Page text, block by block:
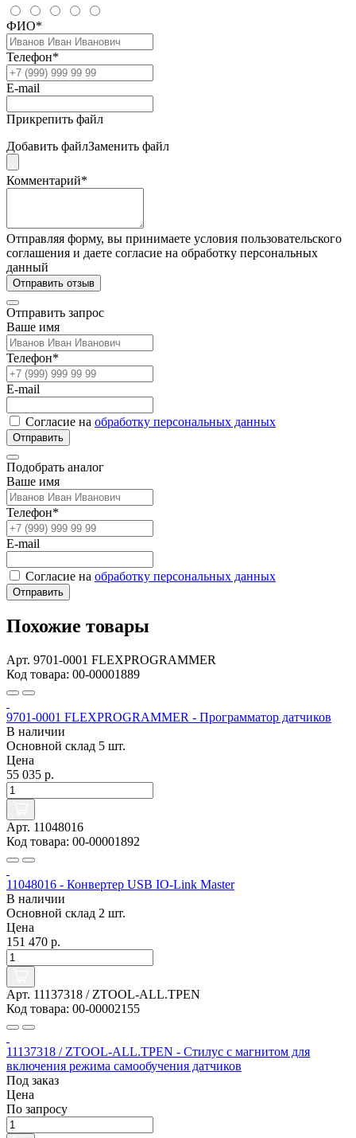
ФИО*
Телефон*
E-mail
Прикрепить файл
Добавить файлЗаменить файл
Комментарий*
Отправляя форму, вы принимаете условия пользовательского
соглашения и даете согласие на обработку персональных
данный
Отправить отзыв
Отправить запрос
Ваше имя
Телефон*
E-mail
Согласие на обработку персональных данных
Отправить
Подобрать аналог
Ваше имя
Телефон*
E-mail
Согласие на обработку персональных данных
Отправить
Похожие товары
Арт. 9701-0001 FLEXPROGRAMMER
Код товара: 00-00001889
9701-0001 FLEXPROGRAMMER - Программатор датчиков
В наличии
Основной склад 5 шт.
Цена
55 035 р.
Арт. 11048016
Код товара: 00-00001892
11048016 - Конвертер USB IO-Link Master
В наличии
Основной склад 2 шт.
Цена
151 470 р.
Арт. 11137318 / ZTOOL-ALL.TPEN
Код товара: 00-00002155
11137318 / ZTOOL-ALL.TPEN - Стилус с магнитом для
включения режима самообучения датчиков
Под заказ
Цена
По запросу